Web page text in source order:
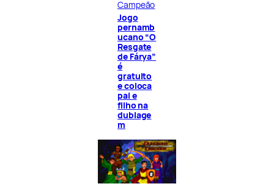
Campeão
Jogo
pernamb
ucano “O
Resgate
de Fárya”
é
gratuito
e coloca
pai e
filho na
dublage
m